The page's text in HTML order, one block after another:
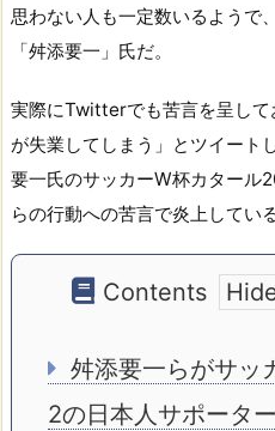
思わない人も一定数いるようで
「舛添要一」氏だ。
実際にTwitterでも苦言を呈して
が失業してしまう」とツイート
要一氏のサッカーW杯カタール
らの行動への苦言で炎上してい
Contents
舛添要一らがサッ
2の日本人サポータ